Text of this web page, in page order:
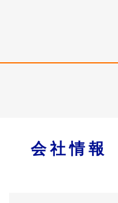
会社情報